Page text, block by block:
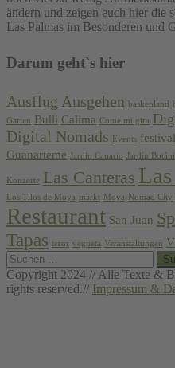
ändern und zeigen euch hier die
Las Palmas im Besonderen und
Darum geht`s hier
Ausflug Ausgehen baskenland
Garten Bulli Calima Come mi gira
Digital Nomads Events festival
Guanarteme Jardin Canario Jardín
Konzerte Las Canteras
Los Tilos de Moya markt Moya Nomad City
Restaurant San Juan
Tapas teror vegueta Veranstaltungen
Suchen
nach:
Copyright 2024 // Alle Texte &
rights reserved.// Impressum &